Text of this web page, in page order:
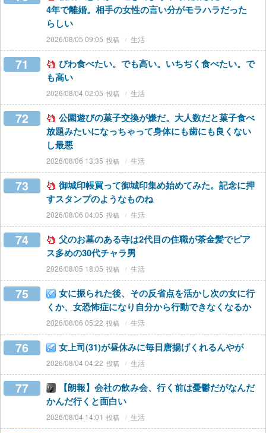
4年で離婚。相手の女性の言い分がモラハラだった
らしい
2026/08/05 09:05 生活
71
びわ食べたい。でも高い。いちぢく食べたい。で
も高い
2026/08/04 02:05 生活
72
公園遊びの菓子交換が嫌だ。大人数だと菓子食べ
放題みたいになっちゃって身体にも歯にも良くない
し最悪
2026/08/06 13:35 生活
73
御城印帳買って御城印集め始めてみた。記念に押
すスタンプのようなものね
2026/08/06 04:05 生活
74
父のお墓のある寺は2代目の住職が茶金髪でピア
ス多めの30代チャラ男
2026/08/05 18:05 生活
75
女に振られた後、その反省点を活かし次の女に行
くか、女恐怖症になり自分から行動できなくなるか
2026/08/06 05:22 生活
76 女上司(31)が昼休みに毎日唐揚げくれるんやが
2026/08/04 04:22 生活
77
【朗報】会社の飲み会、行く前は憂鬱だがなんだ
かんだ行くと面白い
2026/08/04 14:01 生活